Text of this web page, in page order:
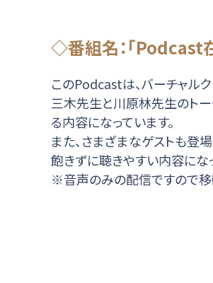
◇番組名：「Podcast
このPodcastは、バーチャル
三木先生と川原林先生のト
る内容になっています。
また、さまざまなゲストも登
飽きずに聴きやすい内容にな
※音声のみの配信ですので移